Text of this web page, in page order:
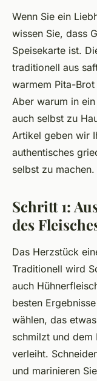
Wenn Sie ein
wissen Sie, dass
Speisekarte ist.
traditionell aus
warmem Pita-
Aber warum in
auch selbst zu
Artikel geben wir
authentisches
selbst zu machen.
Schritt 1:
des
Das Herzstück
Traditionell wird
auch
besten
wählen, das
schmilzt und dem
verleiht.
und marinieren